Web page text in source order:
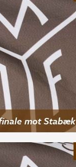
mot Stabæk